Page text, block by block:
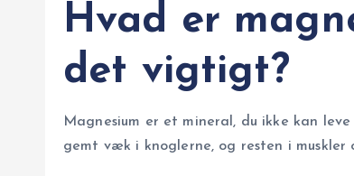
Hvad er
det vigtigt?
Magnesium er et mineral, du ikke kan
gemt væk i knoglerne, og resten i